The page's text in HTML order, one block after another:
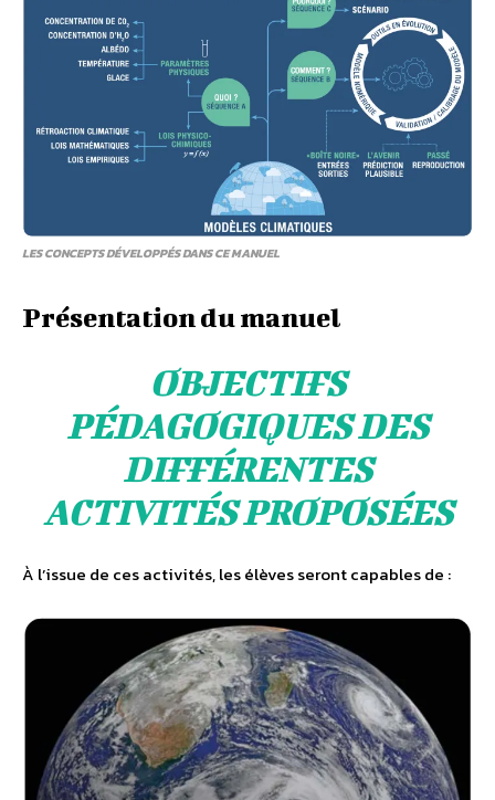
LES CONCEPTS DÉVELOPPÉS DANS CE MANUEL
Présentation du manuel
OBJECTIFS
PÉDAGOGIQUES DES
DIFFÉRENTES
ACTIVITÉS PROPOSÉES
À l’issue de ces activités, les élèves seront capables de :